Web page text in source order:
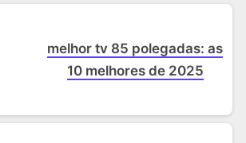
melhor tv 85 polegadas: as
10 melhores de 2025